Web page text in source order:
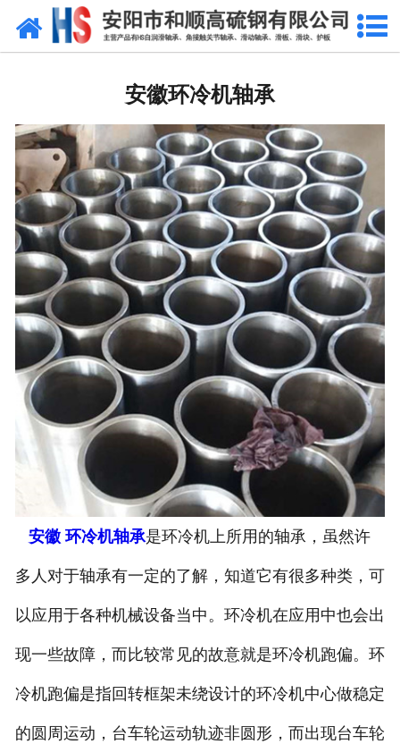
网站首页
安徽滑动轴瓦
安徽自润滑耐磨衬板
安徽铜合金镶嵌石墨
安徽高硫合金钢产品
安徽滑动轴承
安徽 环冷机轴承
安徽环冷机轴承
安徽 环冷机轴承是环冷机上所用的轴承，虽然许
多人对于轴承有一定的了解，知道它有很多种类，可
以应用于各种机械设备当中。环冷机在应用中也会出
现一些故障，而比较常见的故意就是环冷机跑偏。环
冷机跑偏是指回转框架未绕设计的环冷机中心做稳定
的圆周运动，台车轮运动轨迹非圆形，而出现台车轮